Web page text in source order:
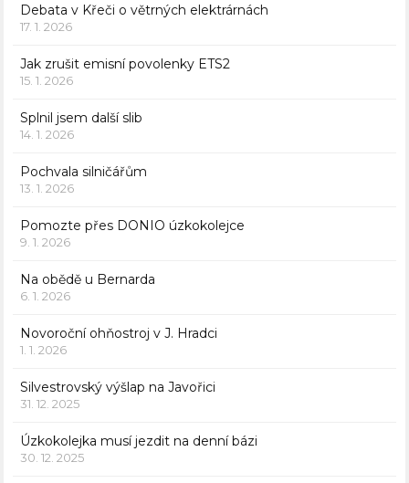
Debata v Křeči o větrných elektrárnách
17. 1. 2026
Jak zrušit emisní povolenky ETS2
15. 1. 2026
Splnil jsem další slib
14. 1. 2026
Pochvala silničářům
13. 1. 2026
Pomozte přes DONIO úzkokolejce
9. 1. 2026
Na obědě u Bernarda
6. 1. 2026
Novoroční ohňostroj v J. Hradci
1. 1. 2026
Silvestrovský výšlap na Javořici
31. 12. 2025
Úzkokolejka musí jezdit na denní bázi
30. 12. 2025